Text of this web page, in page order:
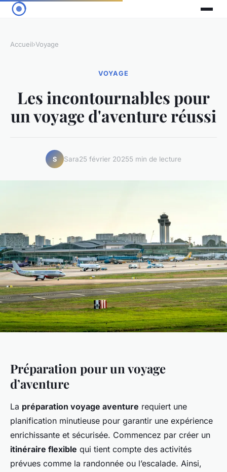
Accueil›Voyage
VOYAGE
Les incontournables pour
un voyage d'aventure réussi
S Sara25 février 20255 min de lecture
Préparation pour un voyage
d’aventure
La préparation voyage aventure requiert une
planification minutieuse pour garantir une expérience
enrichissante et sécurisée. Commencez par créer un
itinéraire flexible qui tient compte des activités
prévues comme la randonnée ou l’escalade. Ainsi,